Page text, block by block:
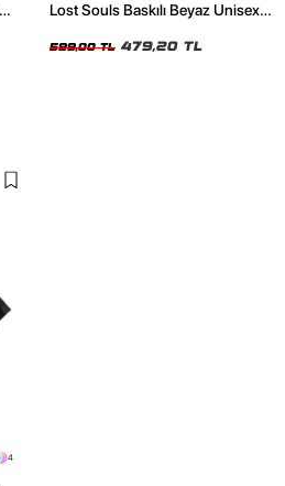
Lost Souls Baskılı Beyaz Unisex
599,00 TL 479,20 TL
4